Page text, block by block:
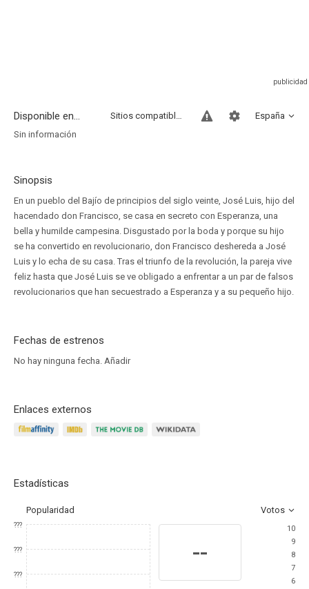
Disponible en... España
Sitios compatibles
Sin información
Sinopsis
En un pueblo del Bajío de principios del siglo veinte, José Luis, hijo del
hacendado don Francisco, se casa en secreto con Esperanza, una
bella y humilde campesina. Disgustado por la boda y porque su hijo
se ha convertido en revolucionario, don Francisco deshereda a José
Luis y lo echa de su casa. Tras el triunfo de la revolución, la pareja vive
feliz hasta que José Luis se ve obligado a enfrentar a un par de falsos
revolucionarios que han secuestrado a Esperanza y a su pequeño hijo.
Fechas de estrenos
No hay ninguna fecha. Añadir
Enlaces externos
Estadísticas
Popularidad Votos
???
???
???
--
10
9
8
7
6